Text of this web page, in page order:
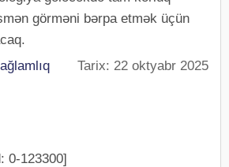
görməni bərpa etmək üçün
Tarix: 22 oktyabr 2025
0-123300]